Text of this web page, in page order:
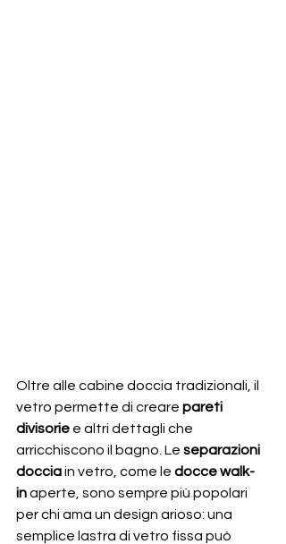
Oltre alle cabine doccia tradizionali, il
vetro permette di creare pareti
divisorie e altri dettagli che
arricchiscono il bagno. Le separazioni
doccia in vetro, come le docce walk-
in aperte, sono sempre più popolari
per chi ama un design arioso: una
semplice lastra di vetro fissa può